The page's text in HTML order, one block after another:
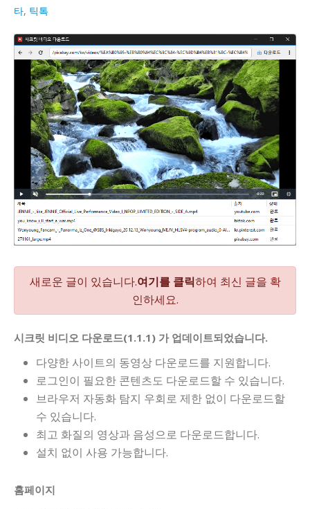
타, 틱톡
새로운 글이 있습니다.여기를 클릭하여 최신 글을 확
인하세요.
시크릿 비디오 다운로드(1.1.1) 가 업데이트되었습니다.
다양한 사이트의 동영상 다운로드를 지원합니다.
로그인이 필요한 콘텐츠도 다운로드할 수 있습니다.
브라우저 자동화 탐지 우회로 제한 없이 다운로드할
수 있습니다.
최고 화질의 영상과 음성으로 다운로드합니다.
설치 없이 사용 가능합니다.
홈페이지